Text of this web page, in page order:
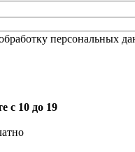
персональных
с 10 до 19